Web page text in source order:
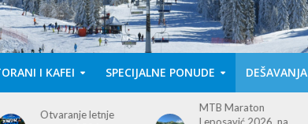
I KAFEI SPECIJALNE PONUDE DEŠAVANJA